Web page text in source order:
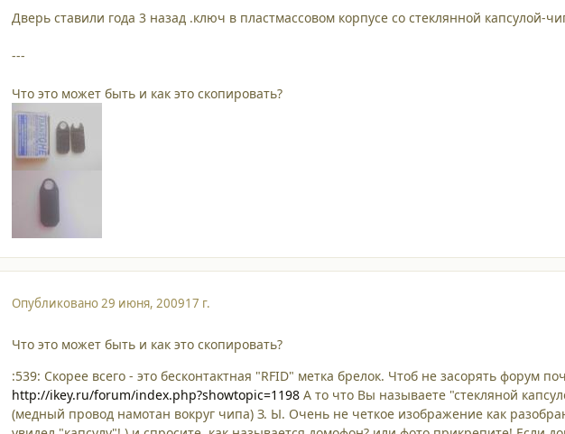
Дверь ставили года 3 назад .ключ в пластмассовом корпусе со стеклянной капсулой-
---
Что это может быть и как это скопировать?
Опубликовано29 июня, 200917 г.
Что это может быть и как это скопировать?
:539: Скорее всего - это бесконтактная "RFID" метка брелок. Чтоб не засорять форум
http://ikey.ru/forum/index.php?showtopic=1198 А то что Вы называете "стекляной
(медный провод намотан вокруг чипа) З. Ы. Очень не четкое изображение как